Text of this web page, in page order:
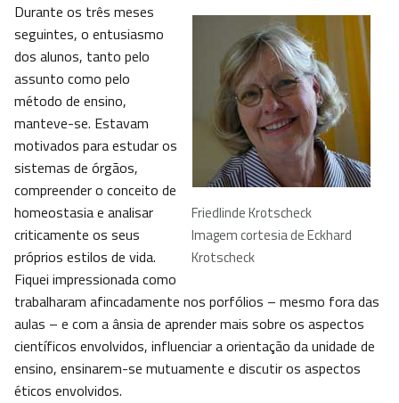
Friedlinde Krotscheck
Imagem cortesia de Eckhard
Krotscheck
Durante os três meses
seguintes, o entusiasmo
dos alunos, tanto pelo
assunto como pelo
método de ensino,
manteve-se. Estavam
motivados para estudar os
sistemas de órgãos,
compreender o conceito de
homeostasia e analisar
criticamente os seus
próprios estilos de vida.
Fiquei impressionada como
trabalharam afincadamente nos porfólios – mesmo fora das
aulas – e com a ânsia de aprender mais sobre os aspectos
científicos envolvidos, influenciar a orientação da unidade de
ensino, ensinarem-se mutuamente e discutir os aspectos
éticos envolvidos.